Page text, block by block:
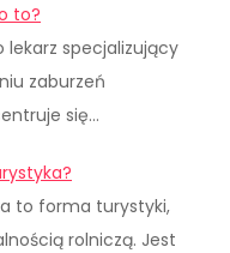
to?
lekarz specjalizujący
zaburzeń
się…
to forma turystyki,
rolniczą. Jest